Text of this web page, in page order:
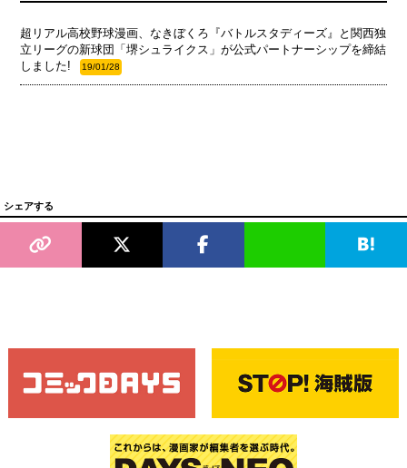
超リアル高校野球漫画、なきぼくろ『バトルスタディーズ』と関西独
立リーグの新球団「堺シュライクス」が公式パートナーシップを締結
しました!
19/01/28
シェアする